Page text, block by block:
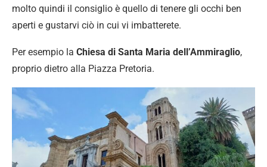
molto quindi il consiglio è quello di tenere gli occhi ben
aperti e gustarvi ciò in cui vi imbatterete.
Per esempio la Chiesa di Santa Maria dell’Ammiraglio,
proprio dietro alla Piazza Pretoria.